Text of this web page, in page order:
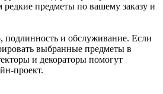
предметы по вашему заказу и
подлинность и обслуживание. Если
выбранные предметы в
и декораторы помогут
проект.